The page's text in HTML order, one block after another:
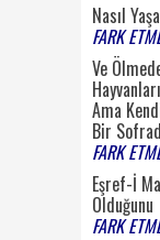
Nasıl
FARK
Ve
Ama
Bir
FARK
Eşref-İ
Olduğunu
FARK